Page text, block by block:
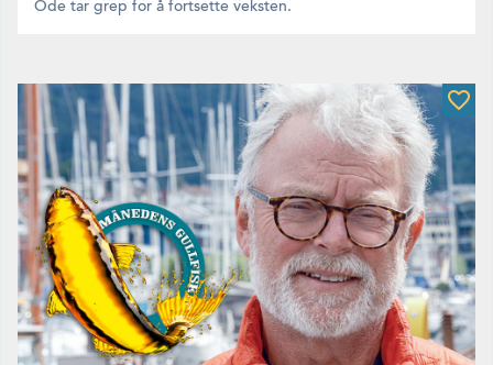
Ode tar grep for å fortsette veksten.